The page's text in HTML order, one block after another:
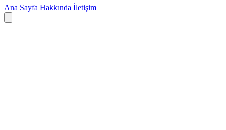
Ana Sayfa Hakkında İletişim